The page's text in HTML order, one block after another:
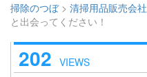
掃除のつぼ> 清掃用品販売会社
と出会ってください！
202 VIEWS